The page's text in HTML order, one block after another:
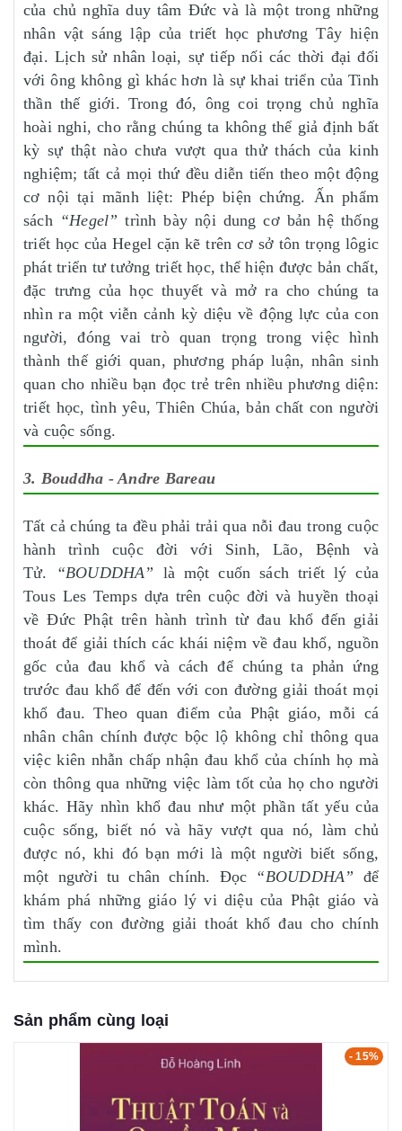
của chủ nghĩa duy tâm Đức và là một trong những
nhân vật sáng lập của triết học phương Tây hiện
đại. Lịch sử nhân loại, sự tiếp nối các thời đại đối
với ông không gì khác hơn là sự khai triển của Tinh
thần thế giới. Trong đó, ông coi trọng chủ nghĩa
hoài nghi, cho rằng chúng ta không thể giả định bất
kỳ sự thật nào chưa vượt qua thử thách của kinh
nghiệm; tất cả mọi thứ đều diễn tiến theo một động
cơ nội tại mãnh liệt: Phép biện chứng. Ấn phẩm
sách “Hegel” trình bày nội dung cơ bản hệ thống
triết học của Hegel cặn kẽ trên cơ sở tôn trọng lôgic
phát triển tư tưởng triết học, thể hiện được bản chất,
đặc trưng của học thuyết và mở ra cho chúng ta
nhìn ra một viễn cảnh kỳ diệu về động lực của con
người, đóng vai trò quan trọng trong việc hình
thành thế giới quan, phương pháp luận, nhân sinh
quan cho nhiều bạn đọc trẻ trên nhiều phương diện:
triết học, tình yêu, Thiên Chúa, bản chất con người
và cuộc sống.
3. Bouddha - Andre Bareau
Tất cả chúng ta đều phải trải qua nỗi đau trong cuộc
hành trình cuộc đời với Sinh, Lão, Bệnh và
Tử.
“BOUDDHA” là một cuốn sách triết lý của
Tous Les Temps dựa trên cuộc đời và huyền thoại
về Đức Phật trên hành trình từ đau khổ đến giải
thoát để giải thích các khái niệm về đau khổ, nguồn
gốc của đau khổ và cách để chúng ta phản ứng
trước đau khổ để đến với con đường giải thoát mọi
khổ đau. Theo quan điểm của Phật giáo, mỗi cá
nhân chân chính được bộc lộ không chỉ thông qua
việc kiên nhẫn chấp nhận đau khổ của chính họ mà
còn thông qua những việc làm tốt của họ cho người
khác. Hãy nhìn khổ đau như một phần tất yếu của
cuộc sống, biết nó và hãy vượt qua nó, làm chủ
được nó, khi đó bạn mới là một người biết sống,
một người tu chân chính. Đọc “BOUDDHA” để
khám phá những giáo lý vi diệu của Phật giáo và
tìm thấy con đường giải thoát khổ đau cho chính
mình.
Sản phẩm cùng loại
- 15%